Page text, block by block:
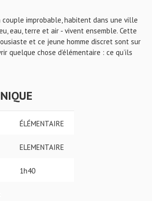
couple improbable, habitent dans une ville
eau, terre et air - vivent ensemble. Cette
et ce jeune homme discret sont sur
quelque chose d’élémentaire : ce qu’ils
ÉLÉMENTAIRE
ELEMENTAIRE
1h40